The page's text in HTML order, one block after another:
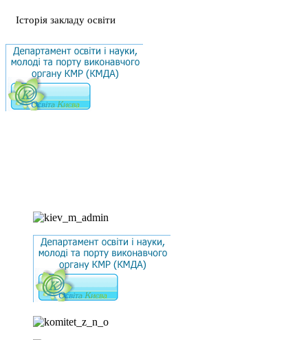
Історія закладу освіти